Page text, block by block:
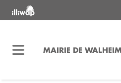
MAIRIE DE WALHEIM